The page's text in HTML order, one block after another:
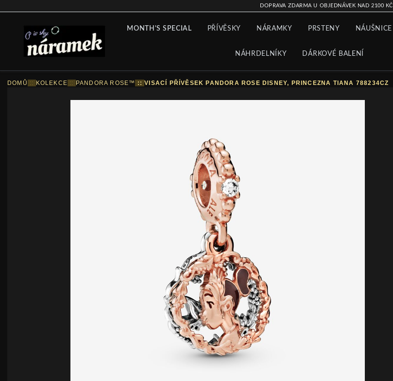
DOPRAVA ZDARMA U OBJEDNÁVEK NAD 2100 KČ
MONTH'S SPECIAL PŘÍVĚSKY NÁRAMKY PRSTENY NÁUŠNICE
NÁHRDELNÍKY DÁRKOVÉ BALENÍ
DOMŮ :: KOLEKCE :: PANDORA ROSE™ ::VISACÍ PŘÍVĚSEK PANDORA ROSE DISNEY, PRINCEZNA TIANA 788234CZ